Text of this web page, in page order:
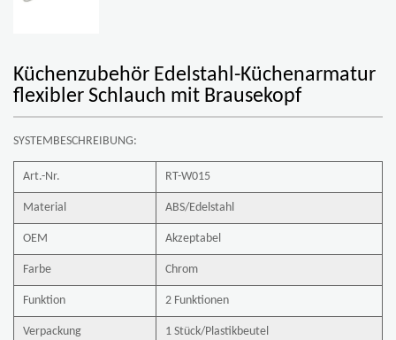
Küchenzubehör Edelstahl-Küchenarmatur
flexibler Schlauch mit Brausekopf
SYSTEMBESCHREIBUNG:
Art.-Nr. RT-W015
Material ABS/Edelstahl
OEM Akzeptabel
Farbe Chrom
Funktion 2 Funktionen
Verpackung 1 Stück/Plastikbeutel